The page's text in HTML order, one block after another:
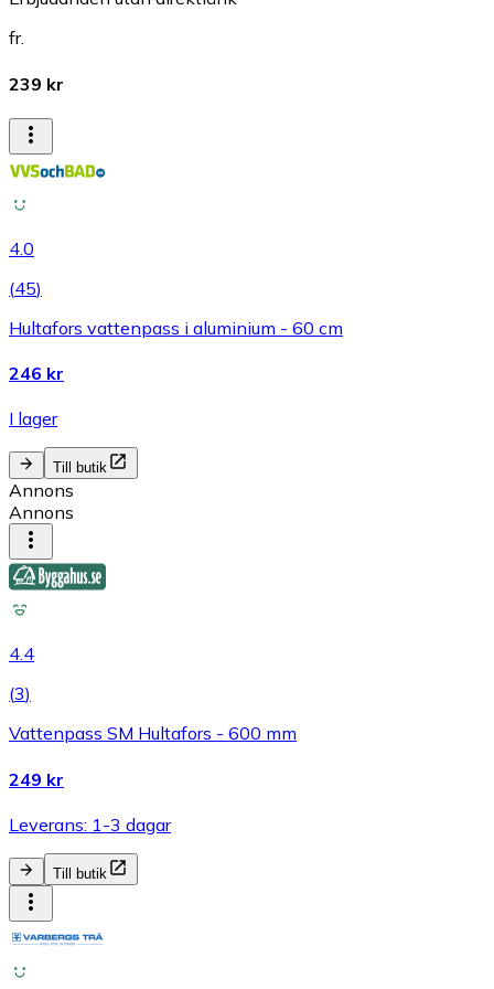
fr.
239 kr
4.0
(45)
Hultafors vattenpass i aluminium - 60 cm
246 kr
I lager
Till butik
Annons
Annons
4.4
(3)
Vattenpass SM Hultafors - 600 mm
249 kr
Leverans: 1-3 dagar
Till butik